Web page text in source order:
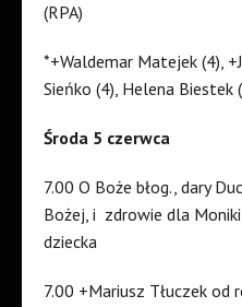
(RPA)
*+Waldemar Matejek (4),
Sieńko (4), Helena Biestek
Środa 5 czerwca
7.00 O Boże błog., dary
Bożej, i zdrowie dla
dziecka
7.00 +Mariusz Tłuczek od